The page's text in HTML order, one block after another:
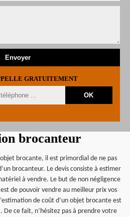
GRATUITEMENT
brocanteur
brocante, il est primordial de ne pas
brocanteur. Le devis consiste à estimer
à vendre. Le but de non négligence
de pouvoir vendre au meilleur prix vos
de coût d’un objet brocante est
ce fait, n’hésitez pas à prendre votre